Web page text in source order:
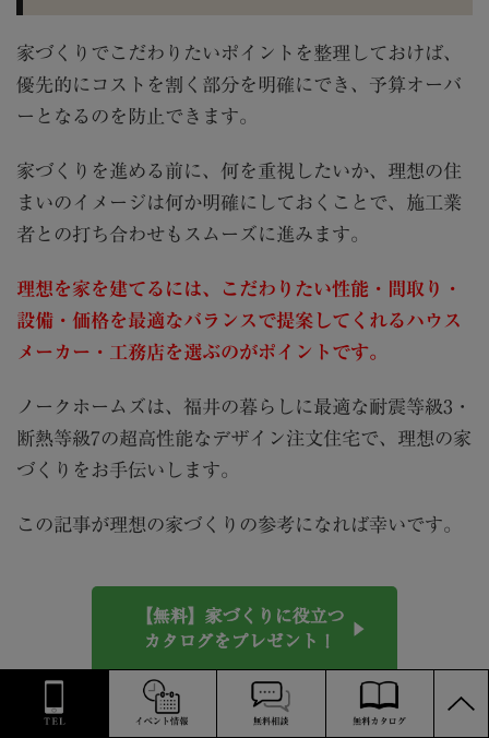
家づくりでこだわりたいポイントを整理しておけば、
優先的にコストを割く部分を明確にでき、予算オーバ
ーとなるのを防止できます。
家づくりを進める前に、何を重視したいか、理想の住
まいのイメージは何か明確にしておくことで、施工業
者との打ち合わせもスムーズに進みます。
理想を家を建てるには、こだわりたい性能・間取り・
設備・価格を最適なバランスで提案してくれるハウス
メーカー・工務店を選ぶのがポイントです。
ノークホームズは、福井の暮らしに最適な耐震等級3・
断熱等級7の超高性能なデザイン注文住宅で、理想の家
づくりをお手伝いします。
この記事が理想の家づくりの参考になれば幸いです。
【無料】家づくりに役立つ
カタログをプレゼント！
地震に強い家づくり
TOP